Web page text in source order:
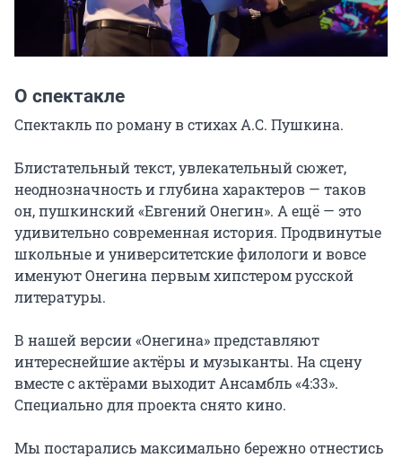
О спектакле
Спектакль по роману в стихах А.С. Пушкина.
Блистательный текст, увлекательный сюжет,
неоднозначность и глубина характеров — таков
он, пушкинский «Евгений Онегин». А ещё — это
удивительно современная история. Продвинутые
школьные и университетские филологи и вовсе
именуют Онегина первым хипстером русской
литературы.
В нашей версии «Онегина» представляют
интереснейшие актёры и музыканты. На сцену
вместе с актёрами выходит Ансамбль «4:33».
Специально для проекта снято кино.
Мы постарались максимально бережно отнестись